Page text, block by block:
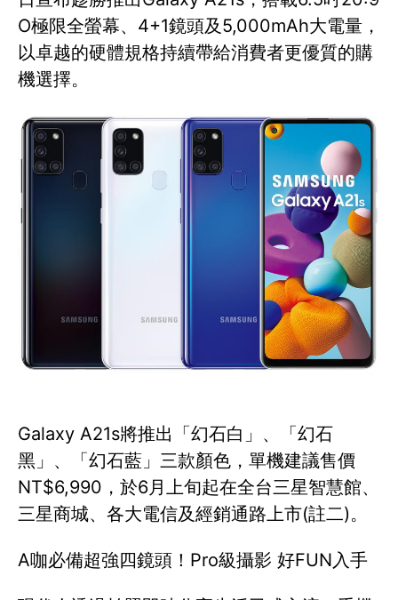
O極限全螢幕、4+1鏡頭及5,000mAh大電量，
以卓越的硬體規格持續帶給消費者更優質的購
機選擇。
Galaxy A21s將推出「幻石白」、「幻石
黑」、「幻石藍」三款顏色，單機建議售價
NT$6,990，於6月上旬起在全台三星智慧館、
三星商城、各大電信及經銷通路上市(註二)。
A咖必備超強四鏡頭！Pro級攝影 好FUN入手